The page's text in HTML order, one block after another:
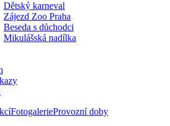
Dětský karneval
Zájezd Zoo Praha
Beseda s důchodci
Mikulášská nadílka
FotogalerieProvozní doby